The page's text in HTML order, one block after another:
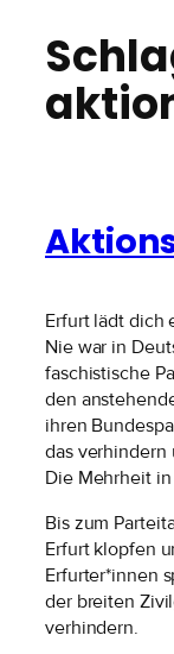
Erfurt lädt dich
Nie war in
faschistische
den
ihren
das verhindern
Die Mehrheit
Bis zum
Erfurt klopfen
Erfurter*innen
der breiten
verhindern.